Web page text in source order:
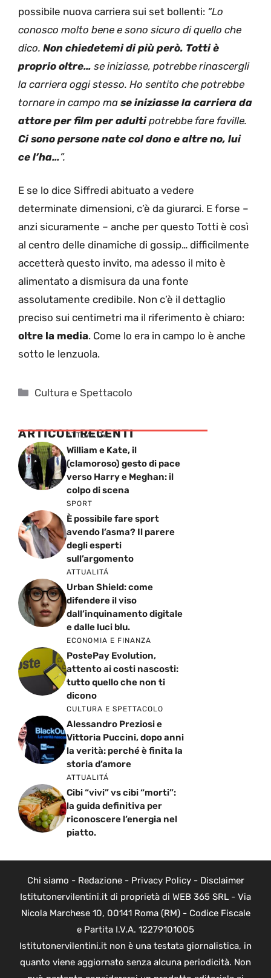
possibile nuova carriera sui set bollenti: “Lo
conosco molto bene e sono sicuro di quello che
dico. Non chiedetemi di più però. Totti è
proprio oltre… se iniziasse, potrebbe rinascergli
la carriera oggi stesso. Ho sentito che potrebbe
tornare in campo ma se iniziasse la carriera da
attore per film per adultipotrebbe fare faville.
Ci sono persone nate col dono e altre no, lui
ce l’ha…”.
E se lo dice Siffredi abituato a vedere
determinate dimensioni, c’è da giurarci. E forse –
anzi sicuramente – anche per questo Totti è così
al centro delle dinamiche di gossip… difficilmente
accetterà questo invito, ma adesso il mito è
alimentato a dismisura da una fonte
assolutamente credibile. Non c’è il dettaglio
preciso sui centimetri ma il riferimento è chiaro:
oltre la media. Come lo era in campo lo è anche
sotto le lenzuola.
Categorie
Cultura e Spettacolo
ARTICOLI RECENTI
ATTUALITÁ
William e Kate, il
(clamoroso) gesto di pace
verso Harry e Meghan: il
colpo di scena
SPORT
È possibile fare sport
avendo l’asma? Il parere
degli esperti
sull’argomento
ATTUALITÁ
Urban Shield: come
difendere il viso
dall’inquinamento digitale
e dalle luci blu.
ECONOMIA E FINANZA
PostePay Evolution,
attento ai costi nascosti:
tutto quello che non ti
dicono
CULTURA E SPETTACOLO
Alessandro Preziosi e
Vittoria Puccini, dopo anni
la verità: perché è finita la
storia d’amore
ATTUALITÁ
Cibi “vivi” vs cibi “morti”:
la guida definitiva per
riconoscere l’energia nel
piatto.
Chi siamo - Redazione- Privacy Policy- Disclaimer
Istitutonervilentini.it di proprietà di WEB 365 SRL - Via
Nicola Marchese 10, 00141 Roma (RM) - Codice Fiscale
e Partita I.V.A. 12279101005
Istitutonervilentini.it non è una testata giornalistica, in
quanto viene aggiornato senza alcuna periodicità. Non